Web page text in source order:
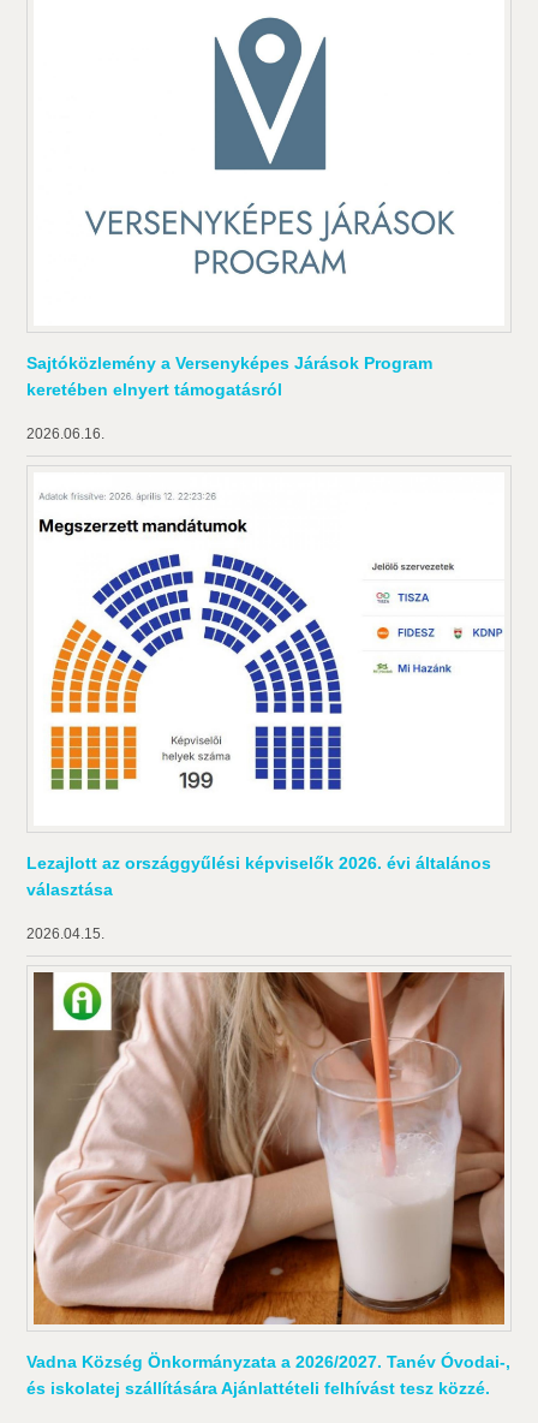
Sajtóközlemény a Versenyképes Járások Program
keretében elnyert támogatásról
2026.06.16.
Lezajlott az országgyűlési képviselők 2026. évi általános
választása
2026.04.15.
Vadna Község Önkormányzata a 2026/2027. Tanév Óvodai-,
és iskolatej szállítására Ajánlattételi felhívást tesz közzé.